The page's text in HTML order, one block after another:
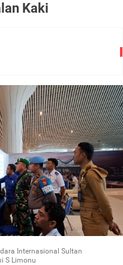
Kaki
Internasional Sultan
S Limonu